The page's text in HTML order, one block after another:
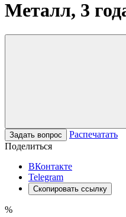
Металл, 3
Задать вопрос
Распечатать
Поделиться
ВКонтакте
Telegram
Скопировать ссылку
%